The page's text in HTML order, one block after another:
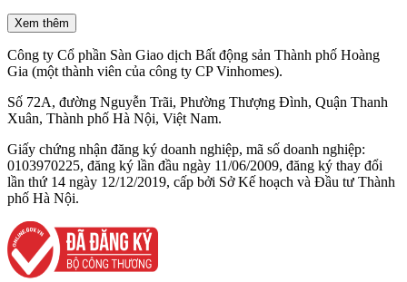
Xem thêm
Công ty Cổ phần Sàn Giao dịch Bất động sản Thành phố Hoàng
Gia (một thành viên của công ty CP Vinhomes).
Số 72A, đường Nguyễn Trãi, Phường Thượng Đình, Quận Thanh
Xuân, Thành phố Hà Nội, Việt Nam.
Giấy chứng nhận đăng ký doanh nghiệp, mã số doanh nghiệp:
0103970225, đăng ký lần đầu ngày 11/06/2009, đăng ký thay đổi
lần thứ 14 ngày 12/12/2019, cấp bởi Sở Kế hoạch và Đầu tư Thành
phố Hà Nội.